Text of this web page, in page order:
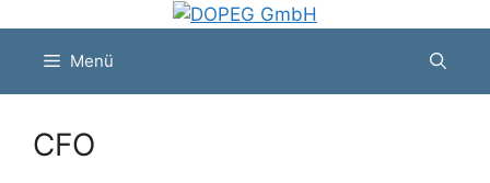
springenMenü
CFO